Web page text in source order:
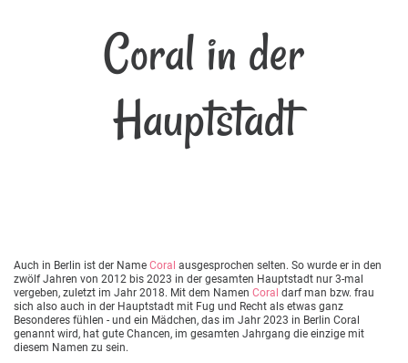
Coral in der
Hauptstadt
Auch in Berlin ist der Name Coral ausgesprochen selten. So wurde er in den
zwölf Jahren von 2012 bis 2023 in der gesamten Hauptstadt nur 3-mal
vergeben, zuletzt im Jahr 2018. Mit dem Namen Coral darf man bzw. frau
sich also auch in der Hauptstadt mit Fug und Recht als etwas ganz
Besonderes fühlen - und ein Mädchen, das im Jahr 2023 in Berlin Coral
genannt wird, hat gute Chancen, im gesamten Jahrgang die einzige mit
diesem Namen zu sein.